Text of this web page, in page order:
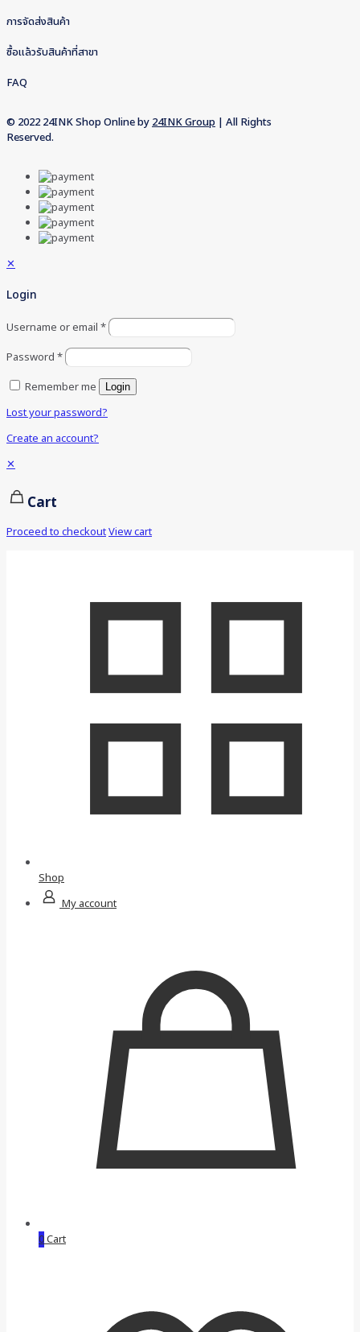
การจัดส่งสินค้า
ซื้อแล้วรับสินค้าที่สาขา
FAQ
© 2022 24INK Shop Online by24INK Group | All Rights
Reserved.
✕
Login
Username or email *
Password *
Remember me
Login
Lost your password?
Create an account?
✕
Cart
Proceed to checkoutView cart
Shop
My account
0Cart